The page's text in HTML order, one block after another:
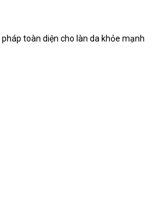
toàn diện cho làn da khỏe mạnh